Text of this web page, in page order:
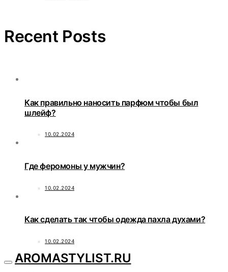
Recent Posts
Как правильно наносить парфюм чтобы был
шлейф?
10.02.2024
Где феромоны у мужчин?
10.02.2024
Как сделать так чтобы одежда пахла духами?
10.02.2024
AROMASTYLIST.RU